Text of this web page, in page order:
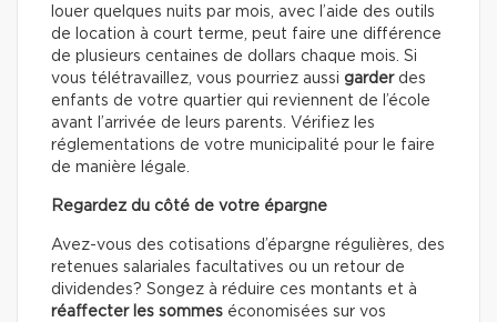
louer quelques nuits par mois, avec l’aide des outils
de location à court terme, peut faire une différence
de plusieurs centaines de dollars chaque mois. Si
vous télétravaillez, vous pourriez aussi garderdes
enfants de votre quartier qui reviennent de l’école
avant l’arrivée de leurs parents. Vérifiez les
réglementations de votre municipalité pour le faire
de manière légale.
Regardez du côté de votre épargne
Avez-vous des cotisations d’épargne régulières, des
retenues salariales facultatives ou un retour de
dividendes? Songez à réduire ces montants et à
réaffecter les sommes économisées sur vos